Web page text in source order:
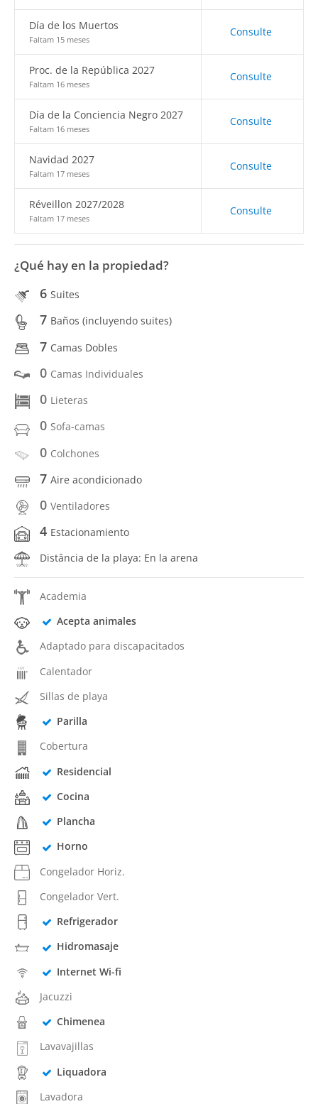
Día de los Muertos
Faltam 15 meses
Consulte
Proc. de la República 2027
Faltam 16 meses
Consulte
Día de la Conciencia Negro 2027
Faltam 16 meses
Consulte
Navidad 2027
Faltam 17 meses
Consulte
Réveillon 2027/2028
Faltam 17 meses
Consulte
¿Qué hay en la propiedad?
6 Suites
7 Baños (incluyendo suites)
7 Camas Dobles
0 Camas Individuales
0 Lieteras
0 Sofa-camas
0 Colchones
7 Aire acondicionado
0 Ventiladores
4 Estacionamiento
Distância de la playa: En la arena
Academia
Acepta animales
Adaptado para discapacitados
Calentador
Sillas de playa
Parilla
Cobertura
Residencial
Cocina
Plancha
Horno
Congelador Horiz.
Congelador Vert.
Refrigerador
Hidromasaje
Internet Wi-fi
Jacuzzi
Chimenea
Lavavajillas
Liquadora
Lavadora